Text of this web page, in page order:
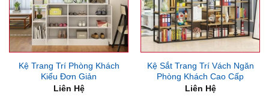
Kệ Trang Trí Phòng Khách
Kiểu Đơn Giản
Liên Hệ
Kệ Sắt Trang Trí Vách Ngăn
Phòng Khách Cao Cấp
Liên Hệ